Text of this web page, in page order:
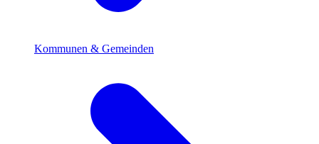
Kommunen & Gemeinden